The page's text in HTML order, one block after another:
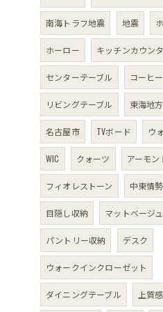
南海トラフ地震 地震
ホーロー キッチンカウン
センターテーブル コーヒ
リビングテーブル 東海地方
名古屋市 TVボード ウ
WIC クォーツ アーモン
フィオレストーン 中東情勢
目隠し収納 マットベージュ
パントリー収納 デスク
ウォークインクローゼット
ダイニングテーブル 上質感